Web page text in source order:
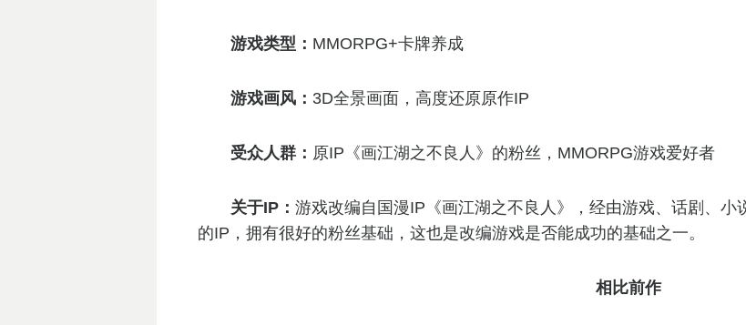
游戏类型： MMORPG+卡牌养成
游戏画风： 3D全景画面，高度还原原作IP
受众人群： 原IP《画江湖之不良人》的粉丝，MMORPG游戏爱好者
关于IP： 游戏改编自国漫IP《画江湖之不良人》，经由游戏、话剧、
的IP，拥有很好的粉丝基础，这也是改编游戏是否能成功的基础之一。
相比前作